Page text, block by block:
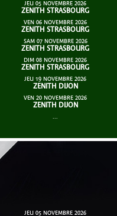
JEU 05 NOVEMBRE 2026
ZENITH STRASBOURG
VEN 06 NOVEMBRE 2026
ZENITH STRASBOURG
SAM 07 NOVEMBRE 2026
ZENITH STRASBOURG
DIM 08 NOVEMBRE 2026
ZENITH STRASBOURG
JEU 19 NOVEMBRE 2026
ZENITH DIJON
VEN 20 NOVEMBRE 2026
ZENITH DIJON
...
JEU 05 NOVEMBRE 2026